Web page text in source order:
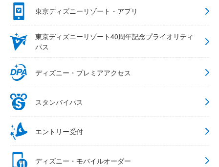
東京ディズニーリゾート・アプリ
東京ディズニーリゾート40周年記念プライオリティ
パス
ディズニー・プレミアアクセス
スタンバイパス
エントリー受付
ディズニー・モバイルオーダー